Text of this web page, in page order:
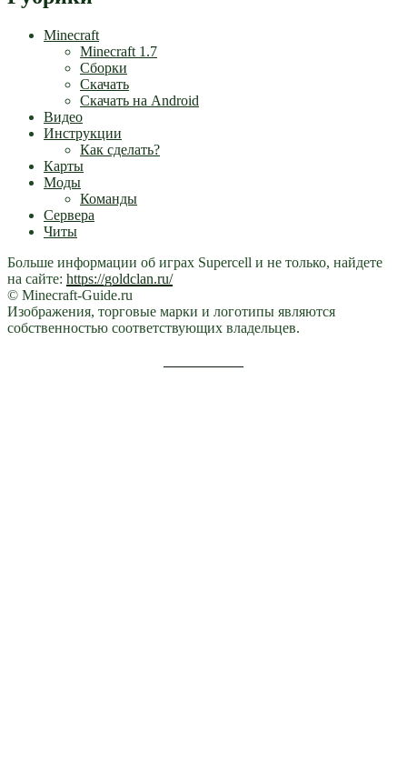
Minecraft
Minecraft 1.7
Сборки
Скачать
Скачать на Android
Видео
Инструкции
Как сделать?
Карты
Моды
Команды
Сервера
Читы
Больше информации об играх Supercell и не только, найдете
на сайте: https://goldclan.ru/
© Minecraft-Guide.ru
Изображения, торговые марки и логотипы являются
собственностью соответствующих владельцев.